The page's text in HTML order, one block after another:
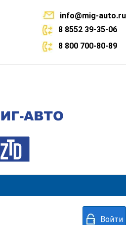
info@mig-auto.ru
8 8552 39-35-06
8 800 700-80-89
Войти